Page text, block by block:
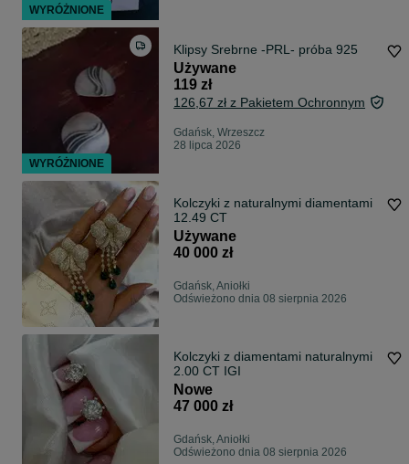
Klipsy Srebrne -PRL- próba 925
Używane
119 zł
126,67 zł z Pakietem Ochronnym
Gdańsk, Wrzeszcz
28 lipca 2026
Kolczyki z naturalnymi diamentami
12.49 CT
Używane
40 000 zł
Gdańsk, Aniołki
Odświeżono dnia 08 sierpnia 2026
Kolczyki z diamentami naturalnymi
2.00 CT IGI
Nowe
47 000 zł
Gdańsk, Aniołki
Odświeżono dnia 08 sierpnia 2026
WYRÓŻNIONE
WYRÓŻNIONE